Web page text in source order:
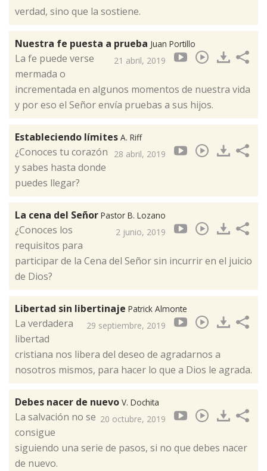
verdad, sino que la sostiene.​
Nuestra fe puesta a prueba Juan Portillo
21 abril, 2019
La fe puede verse
mermada o
incrementada en algunos momentos de nuestra vida
y por eso el Señor envía pruebas a sus hijos.
Estableciendo límites A. Riff
28 abril, 2019
¿Conoces tu corazón
y sabes hasta donde
puedes llegar?
La cena del Señor Pastor B. Lozano
2 junio, 2019
¿Conoces los
requisitos para
participar de la Cena del Señor sin incurrir en el juicio
de Dios?
Libertad sin libertinaje Patrick Almonte
29 septiembre, 2019
La verdadera
libertad
cristiana nos libera del deseo de agradarnos a
nosotros mismos, para hacer lo que a Dios le agrada.
Debes nacer de nuevo V. Dochita
20 octubre, 2019
La salvación no se
consigue
siguiendo una serie de pasos, si no que debes nacer
de nuevo.